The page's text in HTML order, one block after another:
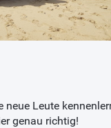
Leute
genau richtig!